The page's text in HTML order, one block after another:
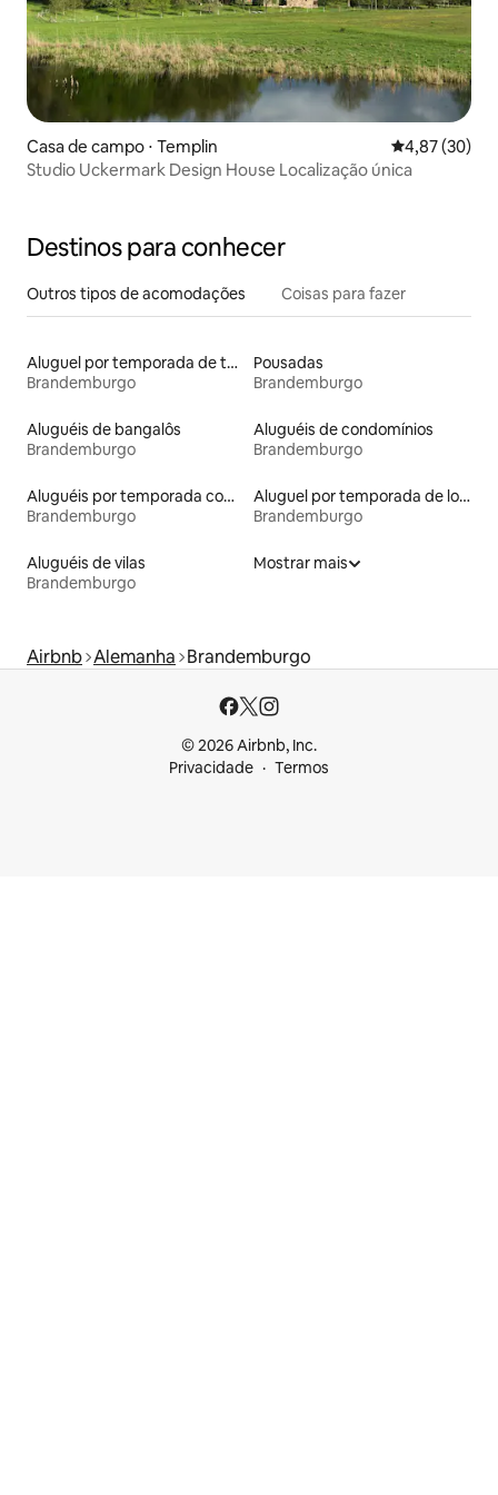
Casa de campo ⋅ Templin 4,87 de uma
4,87 (30)
Studio Uckermark Design House Localização única
Destinos para conhecer
Outros tipos de acomodações Coisas para fazer
Aluguel por temporada de tendas
Brandemburgo
Pousadas
Brandemburgo
Aluguéis de bangalôs
Brandemburgo
Aluguéis de condomínios
Brandemburgo
Aluguéis por temporada com acesso ao lago
Brandemburgo
Aluguel por temporada de lofts
Brandemburgo
Aluguéis de vilas
Brandemburgo
Mostrar mais
Airbnb Alemanha Brandemburgo
© 2026 Airbnb, Inc.
Privacidade
Termos